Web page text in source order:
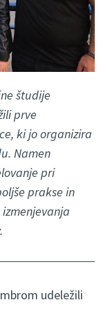
študije
prve
ki jo organizira
Namen
pri
prakse in
udeležili